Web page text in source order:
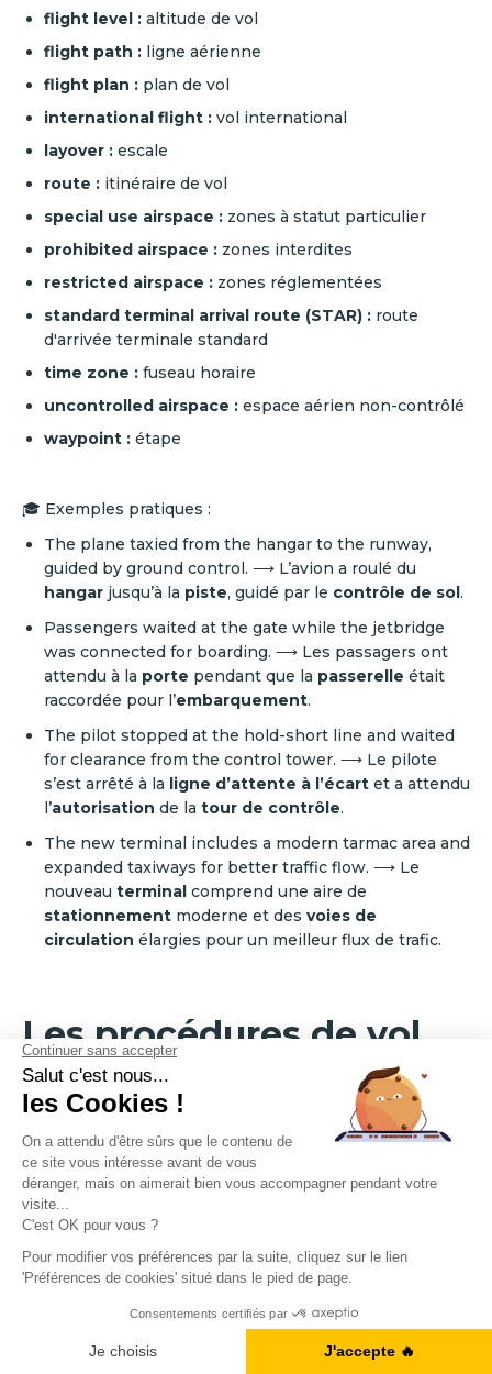
flight level : altitude de vol
flight path : ligne aérienne
flight plan : plan de vol
international flight : vol international
layover : escale
route : itinéraire de vol
special use airspace : zones à statut particulier
prohibited airspace : zones interdites
restricted airspace : zones réglementées
standard terminal arrival route (STAR) : route
d'arrivée terminale standard
time zone : fuseau horaire
uncontrolled airspace : espace aérien non-contrôlé
waypoint : étape
🎓 Exemples pratiques :
The plane taxied from the hangar to the runway,
guided by ground control. ⟶ L’avion a roulé du
hangar jusqu’à la piste, guidé par le contrôle de sol.
Passengers waited at the gate while the jetbridge
was connected for boarding. ⟶ Les passagers ont
attendu à la porte pendant que la passerelle était
raccordée pour l’embarquement.
The pilot stopped at the hold-short line and waited
for clearance from the control tower. ⟶ Le pilote
s’est arrêté à la ligne d’attente à l’écart et a attendu
l’autorisation de la tour de contrôle.
The new terminal includes a modern tarmac area and
expanded taxiways for better traffic flow. ⟶ Le
nouveau terminal comprend une aire de
stationnement moderne et des voies de
circulation élargies pour un meilleur flux de trafic.
Les procédures de vol
en anglais
Découvrez les termes clés pour décrire les procédures
de vol en anglais !
Le vocabulaire du décollage et de
l’atterrissage en anglais
Obtenez votre Ebook gratuit
Je télécharge l'ebook